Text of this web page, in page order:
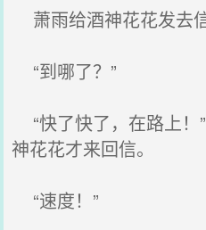
萧雨给酒神花花发去信
“到哪了？”
“快了快了，在路上！
神花花才来回信。
“速度！”